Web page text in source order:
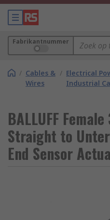
Fabrikantnummer
/ Cables &
Wires
/ Electrical
Industrial
BALLUFF
Straight to
End Sensor